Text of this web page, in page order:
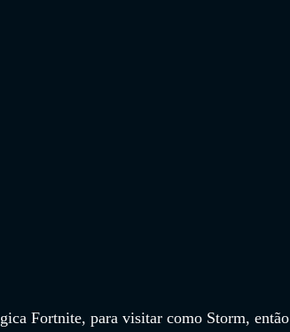
Fortnite, para visitar como Storm, então